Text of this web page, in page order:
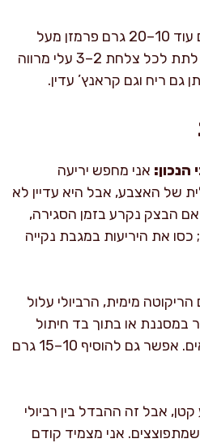
מגישים מיד עם עוד 10–20 גרם פרמזן מעל
ופלפל שחור. אני אוהב לתת לכל צלחת 2–3 עלי מרווה
גם ריח וגם קראנץ’ עדין.
הנכון: אני מחפש יריעה
של האצבע, אבל היא עדיין לא
הבצק נקרע בזמן הסגירה,
את היריעות במגבת נקייה
מימית, הרביולי עלול
במסננת או בתוך בד חיתול
למשך 20 דקות עושה פלאים. אפשר גם להוסיף 10–15 גרם
אבל זה ההבדל בין רביולי
אני מצמיד קודם